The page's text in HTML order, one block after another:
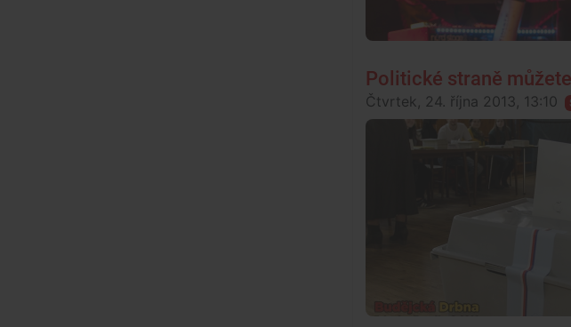
Politické straně
Čtvrtek, 24. října 2013, 13:10